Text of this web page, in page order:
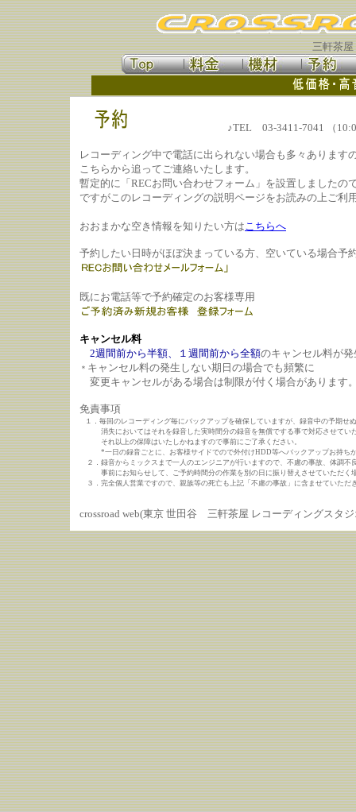
三軒茶
♪TEL 03-3411-7041 （
レコーディング中で電話に出られない場合も多々ありま
こちらから追ってご連絡いたします。
暫定的に「RECお問い合わせフォーム」を設置しましたの
ですがこのレコーディングの説明ページをお読みの上ご利
おおまかな空き情報を知りたい方はこちらへ
予約したい日時がほぼ決まっている方、空いている場合予
既にお電話等で予約確定のお客様専用
キャンセル料
2週間前から半額、１週間前から全額のキャンセル料が
＊ キャンセル料の発生しない期日の場合でも頻繁に
変更キャンセルがある場合は制限が付く場合があります
免責事項
１．毎回のレコーディング毎にバックアップを確保していますが、録音中の予期せ
消失においてはそれを録音した実時間分の録音を無償でする事で対応させてい
それ以上の保障はいたしかねますので事前にご了承ください。
*一日の録音ごとに、お客様サイドでので外付けHDD等へバックアップお持ちか
２．録音からミックスまで一人のエンジニアが行いますので、不慮の事故、体調不
事前にお知らせして、ご予約時間分の作業を別の日に振り替えさせていただく
３．完全個人営業ですので、親族等の死亡も上記「不慮の事故」に含ませていただ
crossroad web(東京 世田谷 三軒茶屋 レコーディングスタ